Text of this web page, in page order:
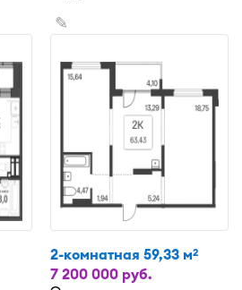
✎
2-комнатная 59,33 м2
7 200 000 руб.